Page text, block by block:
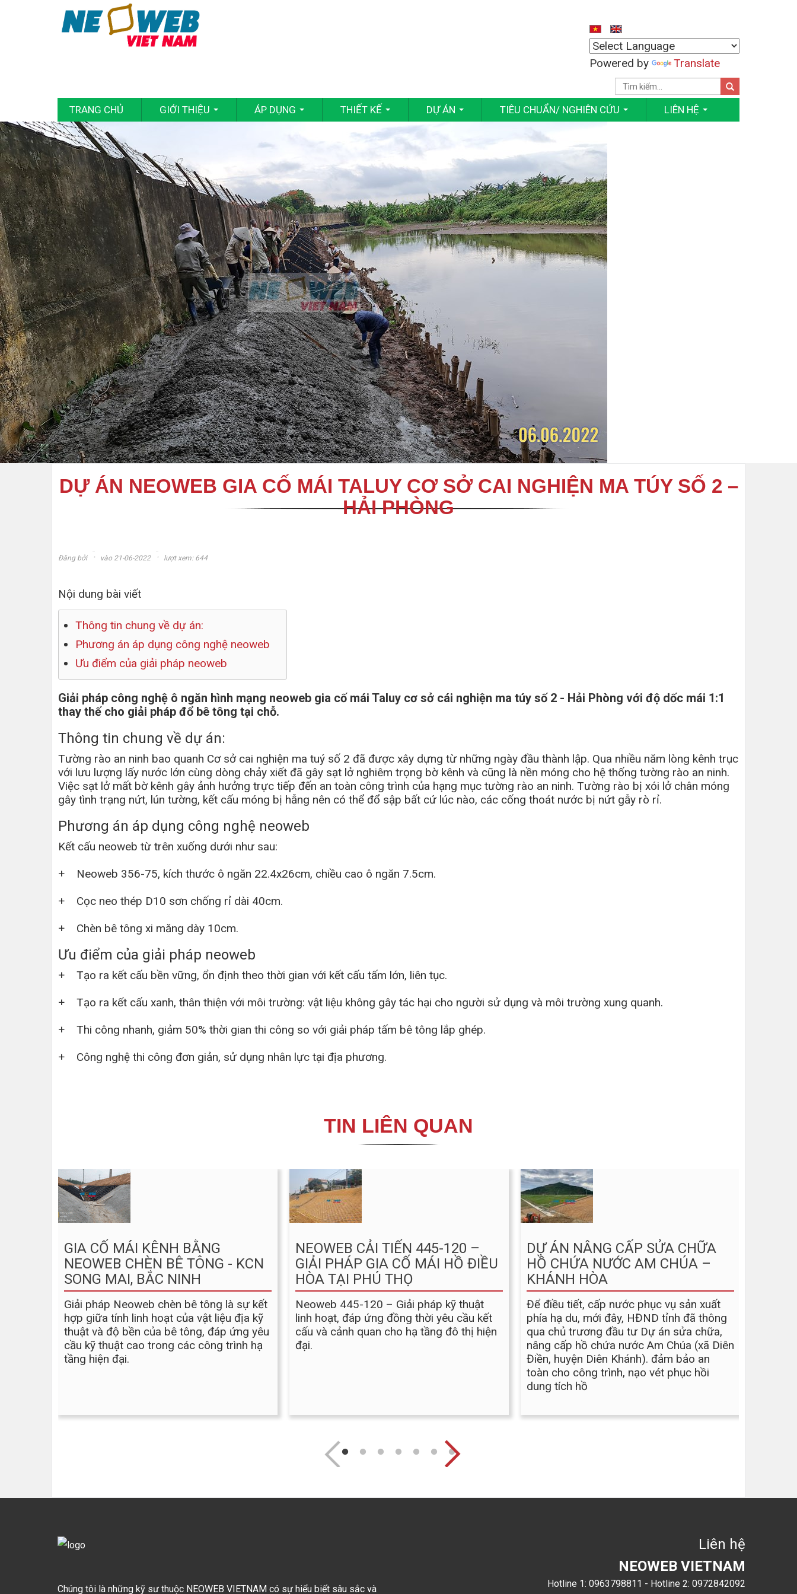
Powered by Translate
TRANG CHỦ GIỚI THIỆU ÁP DỤNG THIẾT KẾ DỰ ÁN TIÊU CHUẨN/ NGHIÊN CỨU LIÊN HỆ
DỰ ÁN NEOWEB GIA CỐ MÁI TALUY CƠ SỞ CAI NGHIỆN MA TÚY SỐ 2 –
HẢI PHÒNG
Đăng bởi · vào 21-06-2022 · lượt xem: 644
Nội dung bài viết
Thông tin chung về dự án:
Phương án áp dụng công nghệ neoweb
Ưu điểm của giải pháp neoweb
Giải pháp công nghệ ô ngăn hình mạng neoweb gia cố mái Taluy cơ sở cái nghiện ma túy số 2 - Hải Phòng với độ dốc mái 1:1
thay thế cho giải pháp đổ bê tông tại chỗ.
Thông tin chung về dự án:
Tường rào an ninh bao quanh Cơ sở cai nghiện ma tuý số 2 đã được xây dựng từ những ngày đầu thành lập. Qua nhiều năm lòng kênh trục
với lưu lượng lấy nước lớn cùng dòng chảy xiết đã gây sạt lở nghiêm trọng bờ kênh và cũng là nền móng cho hệ thống tường rào an ninh.
Việc sạt lở mất bờ kênh gây ảnh hưởng trực tiếp đến an toàn công trình của hạng mục tường rào an ninh. Tường rào bị xói lở chân móng
gây tình trạng nứt, lún tường, kết cấu móng bị hẫng nên có thể đổ sập bất cứ lúc nào, các cống thoát nước bị nứt gẫy rò rỉ.
Phương án áp dụng công nghệ neoweb
Kết cấu neoweb từ trên xuống dưới như sau:
+ Neoweb 356-75, kích thước ô ngăn 22.4x26cm, chiều cao ô ngăn 7.5cm.
+ Cọc neo thép D10 sơn chống rỉ dài 40cm.
+ Chèn bê tông xi măng dày 10cm.
Ưu điểm của giải pháp neoweb
+ Tạo ra kết cấu bền vững, ổn định theo thời gian với kết cấu tấm lớn, liên tục.
+ Tạo ra kết cấu xanh, thân thiện với môi trường: vật liệu không gây tác hại cho người sử dụng và môi trường xung quanh.
+ Thi công nhanh, giảm 50% thời gian thi công so với giải pháp tấm bê tông lắp ghép.
+ Công nghệ thi công đơn giản, sử dụng nhân lực tại địa phương.
TIN LIÊN QUAN
GIA CỐ MÁI KÊNH BẰNG
NEOWEB CHÈN BÊ TÔNG - KCN
SONG MAI, BẮC NINH
Giải pháp Neoweb chèn bê tông là sự kết
hợp giữa tính linh hoạt của vật liệu địa kỹ
thuật và độ bền của bê tông, đáp ứng yêu
cầu kỹ thuật cao trong các công trình hạ
tầng hiện đại.
NEOWEB CẢI TIẾN 445-120 –
GIẢI PHÁP GIA CỐ MÁI HỒ ĐIỀU
HÒA TẠI PHÚ THỌ
Neoweb 445-120 – Giải pháp kỹ thuật
linh hoạt, đáp ứng đồng thời yêu cầu kết
cấu và cảnh quan cho hạ tầng đô thị hiện
đại.
DỰ ÁN NÂNG CẤP SỬA CHỮA
HỒ CHỨA NƯỚC AM CHÚA –
KHÁNH HÒA
Để điều tiết, cấp nước phục vụ sản xuất
phía hạ du, mới đây, HĐND tỉnh đã thông
qua chủ trương đầu tư Dự án sửa chữa,
nâng cấp hồ chứa nước Am Chúa (xã Diên
Điền, huyện Diên Khánh). đảm bảo an
toàn cho công trình, nạo vét phục hồi
dung tích hồ
Chúng tôi là những kỹ sư thuộc NEOWEB VIETNAM có sự hiểu biết sâu sắc và
Liên hệ
NEOWEB VIETNAM
Hotline 1: 0963798811 - Hotline 2: 0972842092